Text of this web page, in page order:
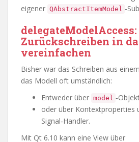
eigener QAbstractItemModel
delegateModelAccess:
Zurückschreiben in
vereinfachen
Bisher war das Schreiben aus
das Modell oft umständlich:
Entweder über model
oder über Kontextproperties
Signal‑Handler.
Mit Qt 6.10 kann eine View über